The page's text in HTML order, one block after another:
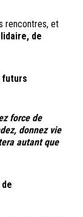
rencontres, et
de
futurs
force de
donnez vie
autant que